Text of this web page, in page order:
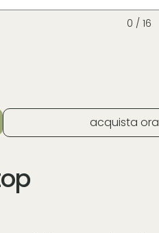
0 / 16
acquista ora